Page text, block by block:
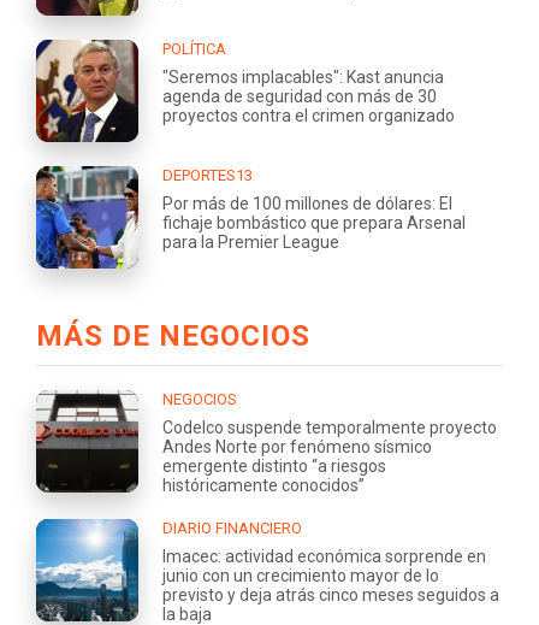
POLÍTICA
"Seremos implacables": Kast anuncia
agenda de seguridad con más de 30
proyectos contra el crimen organizado
DEPORTES13
Por más de 100 millones de dólares: El
fichaje bombástico que prepara Arsenal
para la Premier League
MÁS DE NEGOCIOS
NEGOCIOS
Codelco suspende temporalmente proyecto
Andes Norte por fenómeno sísmico
emergente distinto “a riesgos
históricamente conocidos”
DIARIO FINANCIERO
Imacec: actividad económica sorprende en
junio con un crecimiento mayor de lo
previsto y deja atrás cinco meses seguidos a
la baja